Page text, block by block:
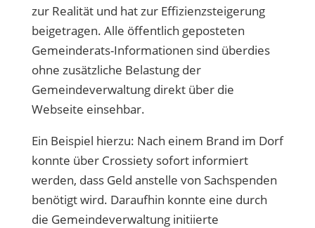
zur Realität und hat zur Effizienzsteigerung
beigetragen. Alle öffentlich geposteten
Gemeinderats-Informationen sind überdies
ohne zusätzliche Belastung der
Gemeindeverwaltung direkt über die
Webseite einsehbar.
Ein Beispiel hierzu: Nach einem Brand im Dorf
konnte über Crossiety sofort informiert
werden, dass Geld anstelle von Sachspenden
benötigt wird. Daraufhin konnte eine durch
die Gemeindeverwaltung initiierte